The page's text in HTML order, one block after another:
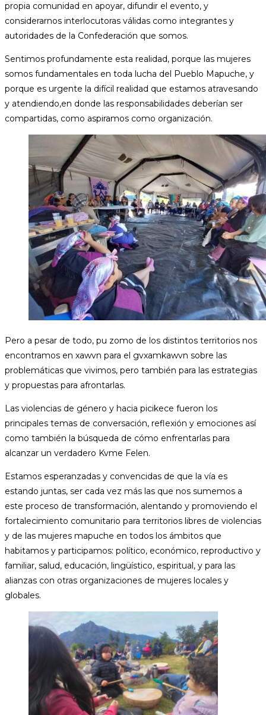
propia comunidad en apoyar, difundir el evento, y
considerarnos interlocutoras válidas como integrantes y
autoridades de la Confederación que somos.
Sentimos profundamente esta realidad, porque las mujeres
somos fundamentales en toda lucha del Pueblo Mapuche, y
porque es urgente la difícil realidad que estamos atravesando
y atendiendo,en donde las responsabilidades deberían ser
compartidas, como aspiramos como organización.
Pero a pesar de todo, pu zomo de los distintos territorios nos
encontramos en xawvn para el gvxamkawvn sobre las
problemáticas que vivimos, pero también para las estrategias
y propuestas para afrontarlas.
Las violencias de género y hacia picikece fueron los
principales temas de conversación, reflexión y emociones así
como también la búsqueda de cómo enfrentarlas para
alcanzar un verdadero Kvme Felen.
Estamos esperanzadas y convencidas de que la vía es
estando juntas, ser cada vez más las que nos sumemos a
este proceso de transformación, alentando y promoviendo el
fortalecimiento comunitario para territorios libres de violencias
y de las mujeres mapuche en todos los ámbitos que
habitamos y participamos: político, económico, reproductivo y
familiar, salud, educación, lingüístico, espiritual, y para las
alianzas con otras organizaciones de mujeres locales y
globales.